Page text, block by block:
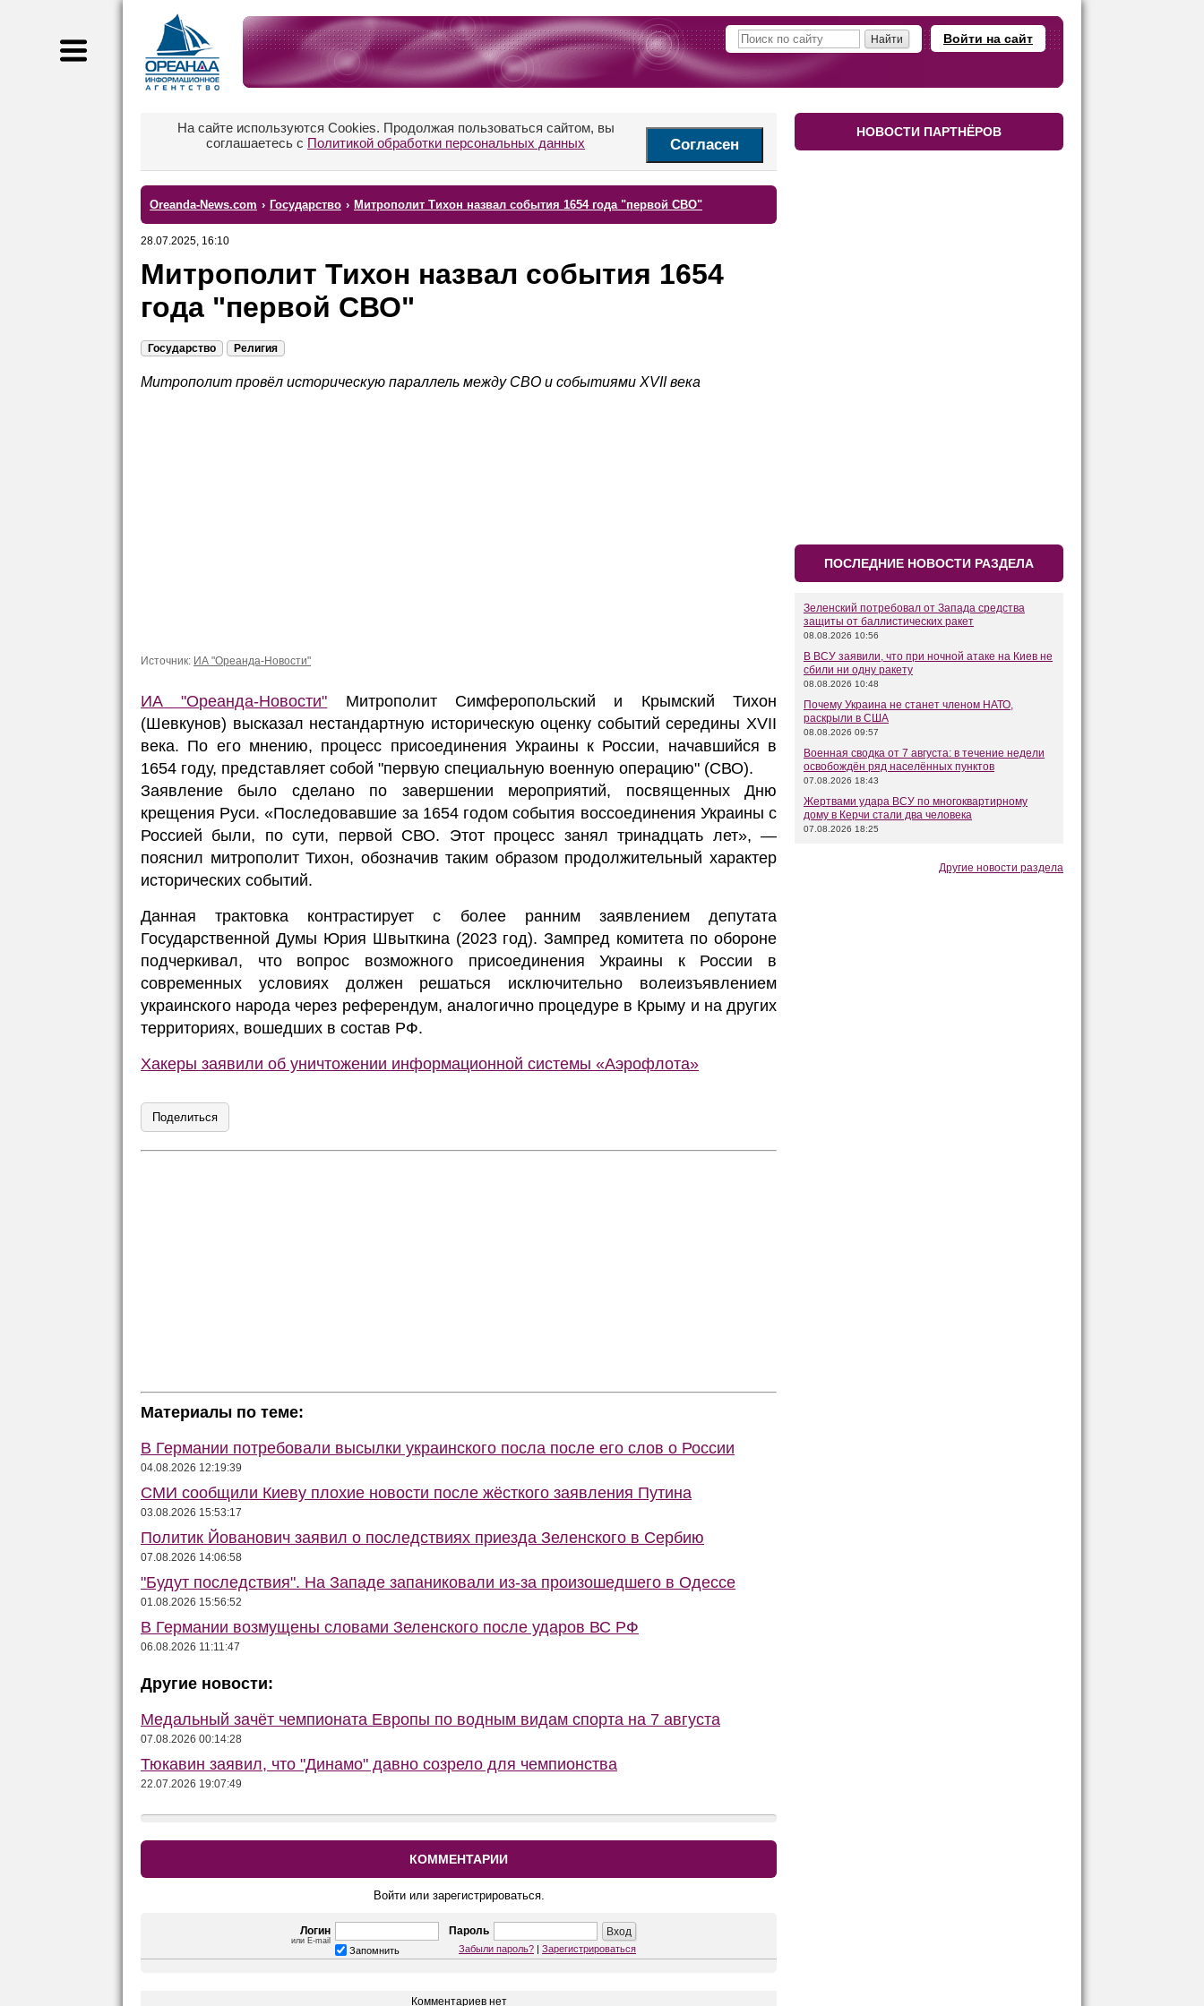
Войти на сайт
На сайте используются Cookies. Продолжая пользоваться сайтом, вы
соглашаетесь с Политикой обработки персональных данных Согласен
Oreanda-News.com › Государство › Митрополит Тихон назвал события 1654 года "первой СВО"
28.07.2025, 16:10
Митрополит Тихон назвал события 1654
года "первой СВО"
Государство Религия
Митрополит провёл историческую параллель между СВО и событиями XVII века
Источник: ИА "Ореанда-Новости"
ИА "Ореанда-Новости" Митрополит Симферопольский и Крымский Тихон
(Шевкунов) высказал нестандартную историческую оценку событий середины XVII
века. По его мнению, процесс присоединения Украины к России, начавшийся в
1654 году, представляет собой "первую специальную военную операцию" (СВО).
Заявление было сделано по завершении мероприятий, посвященных Дню
крещения Руси. «Последовавшие за 1654 годом события воссоединения Украины с
Россией были, по сути, первой СВО. Этот процесс занял тринадцать лет», —
пояснил митрополит Тихон, обозначив таким образом продолжительный характер
исторических событий.
Данная трактовка контрастирует с более ранним заявлением депутата
Государственной Думы Юрия Швыткина (2023 год). Зампред комитета по обороне
подчеркивал, что вопрос возможного присоединения Украины к России в
современных условиях должен решаться исключительно волеизъявлением
украинского народа через референдум, аналогично процедуре в Крыму и на других
территориях, вошедших в состав РФ.
Хакеры заявили об уничтожении информационной системы «Аэрофлота»
Поделиться
Материалы по теме:
В Германии потребовали высылки украинского посла после его слов о России
04.08.2026 12:19:39
СМИ сообщили Киеву плохие новости после жёсткого заявления Путина
03.08.2026 15:53:17
Политик Йованович заявил о последствиях приезда Зеленского в Сербию
07.08.2026 14:06:58
"Будут последствия". На Западе запаниковали из-за произошедшего в Одессе
01.08.2026 15:56:52
В Германии возмущены словами Зеленского после ударов ВС РФ
06.08.2026 11:11:47
Другие новости:
Медальный зачёт чемпионата Европы по водным видам спорта на 7 августа
07.08.2026 00:14:28
Тюкавин заявил, что "Динамо" давно созрело для чемпионства
22.07.2026 19:07:49
КОММЕНТАРИИ
Войти или зарегистрироваться.
Логин
или E-mail
Пароль
Запомнить Забыли пароль? | Зарегистрироваться
Комментариев нет
НОВОСТИ ПАРТНЁРОВ
ПОСЛЕДНИЕ НОВОСТИ РАЗДЕЛА
Зеленский потребовал от Запада средства
защиты от баллистических ракет
08.08.2026 10:56
В ВСУ заявили, что при ночной атаке на Киев не
сбили ни одну ракету
08.08.2026 10:48
Почему Украина не станет членом НАТО,
раскрыли в США
08.08.2026 09:57
Военная сводка от 7 августа: в течение недели
освобождён ряд населённых пунктов
07.08.2026 18:43
Жертвами удара ВСУ по многоквартирному
дому в Керчи стали два человека
07.08.2026 18:25
Другие новости раздела